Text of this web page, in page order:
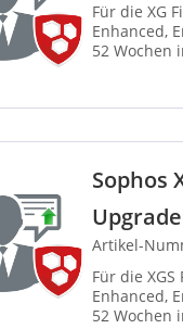
Für die XG
Enhanced,
52 Wochen
Sophos
Artikel-
Für die
Enhanced,
52 Wochen